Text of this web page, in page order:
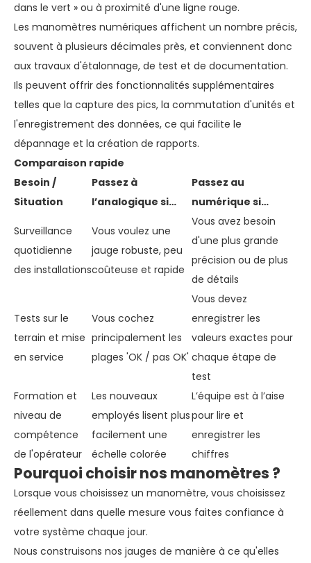
dans le vert » ou à proximité d'une ligne rouge.
Les manomètres numériques affichent un nombre précis,
souvent à plusieurs décimales près, et conviennent donc
aux travaux d'étalonnage, de test et de documentation.
Ils peuvent offrir des fonctionnalités supplémentaires
telles que la capture des pics, la commutation d'unités et
l'enregistrement des données, ce qui facilite le
dépannage et la création de rapports.
Comparaison rapide
Besoin /
Situation
Passez à
l’analogique si…
Passez au
numérique si…
Surveillance
quotidienne
des installations
Vous voulez une
jauge robuste, peu
coûteuse et rapide
Vous avez besoin
d'une plus grande
précision ou de plus
de détails
Tests sur le
terrain et mise
en service
Vous cochez
principalement les
plages 'OK / pas OK'
Vous devez
enregistrer les
valeurs exactes pour
chaque étape de
test
Formation et
niveau de
compétence
de l'opérateur
Les nouveaux
employés lisent plus
facilement une
échelle colorée
L’équipe est à l’aise
pour lire et
enregistrer les
chiffres
Pourquoi choisir nos manomètres ?
Lorsque vous choisissez un manomètre, vous choisissez
réellement dans quelle mesure vous faites confiance à
votre système chaque jour.
Nous construisons nos jauges de manière à ce qu'elles